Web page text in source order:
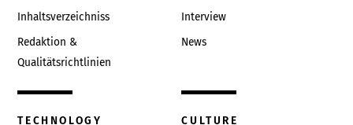
Inhaltsverzeichniss
Redaktion &
Qualitätsrichtlinien
Interview
News
TECHNOLOGY CULTURE